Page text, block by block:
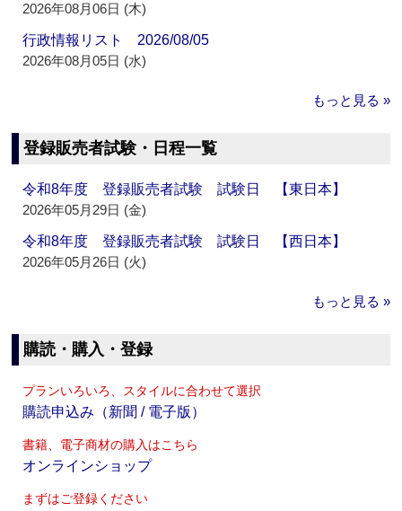
2026年08月06日 (木)
行政情報リスト 2026/08/05
2026年08月05日 (水)
もっと見る »
登録販売者試験・日程一覧
令和8年度 登録販売者試験 試験日 【東日本】
2026年05月29日 (金)
令和8年度 登録販売者試験 試験日 【西日本】
2026年05月26日 (火)
もっと見る »
購読・購入・登録
プランいろいろ、スタイルに合わせて選択
購読申込み（新聞 / 電子版）
書籍、電子商材の購入はこちら
オンラインショップ
まずはご登録ください